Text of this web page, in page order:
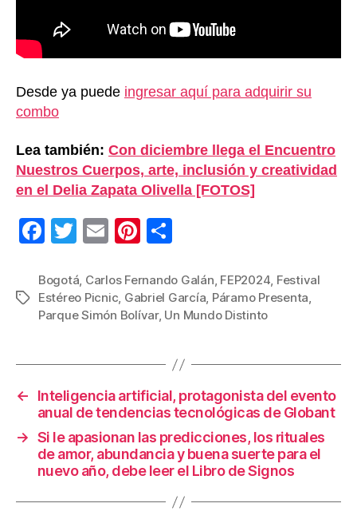
Desde ya puede ingresar aquí para adquirir su
combo
Lea también: Con diciembre llega el Encuentro
Nuestros Cuerpos, arte, inclusión y creatividad
en el Delia Zapata Olivella [FOTOS]
F
c
e
o
o
k
T
tt
er
E
ail
Pi
er
e
m
p
tir
Etiquetas
Bogotá, Carlos Fernando Galán, FEP2024, Festival
Estéreo Picnic, Gabriel García, Páramo Presenta,
Parque Simón Bolívar, Un Mundo Distinto
←
Inteligencia artificial, protagonista del evento
anual de tendencias tecnológicas de Globant
→ Si le apasionan las predicciones, los rituales
de amor, abundancia y buena suerte para el
nuevo año, debe leer el Libro de Signos